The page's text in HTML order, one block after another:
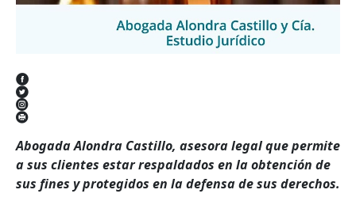
Abogada Alondra Castillo, asesora legal que permite
a sus clientes estar respaldados en la obtención de
sus fines y protegidos en la defensa de sus derechos.